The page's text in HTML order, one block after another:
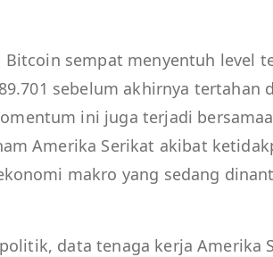
Bitcoin sempat menyentuh level
sebelum akhirnya tertahan
ini juga terjadi
Amerika Serikat akibat
makro yang sedang
data tenaga kerja Amerika